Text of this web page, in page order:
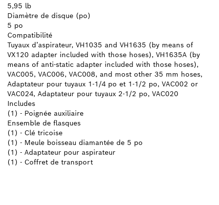
5,95 lb
Diamètre de disque (po)
5 po
Compatibilité
Tuyaux d’aspirateur, VH1035 and VH1635 (by means of
VX120 adapter included with those hoses), VH1635A (by
means of anti-static adapter included with those hoses),
VAC005, VAC006, VAC008, and most other 35 mm hoses,
Adaptateur pour tuyaux 1-1/4 po et 1-1/2 po, VAC002 or
VAC024, Adaptateur pour tuyaux 2-1/2 po, VAC020
Includes
(1) - Poignée auxiliaire
Ensemble de flasques
(1) - Clé tricoise
(1) - Meule boisseau diamantée de 5 po
(1) - Adaptateur pour aspirateur
(1) - Coffret de transport